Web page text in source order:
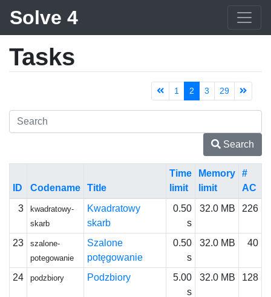
Solve 4
Tasks
1 2 3 29
Search
ID Codename Title
Time
limit
Memory
limit
#
AC
3
kwadratowy-
skarb
Kwadratowy
skarb
0.50
s
32.0 MB 226
23
szalone-
potegowanie
Szalone
potęgowanie
0.50
s
32.0 MB 40
24 podzbiory Podzbiory
5.00
s
32.0 MB 128